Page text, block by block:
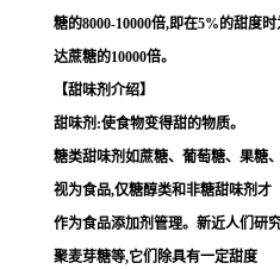
糖的8000-10000倍,即在5%的甜度
达蔗糖的10000倍。
【甜味剂介绍】
甜味剂:使食物变得甜的物质。
糖类甜味剂如蔗糖、葡萄糖、果糖
视为食品,仅糖醇类和非糖甜味剂才
作为食品添加剂管理。新近人们研
聚麦芽糖等,它们除具有一定甜度